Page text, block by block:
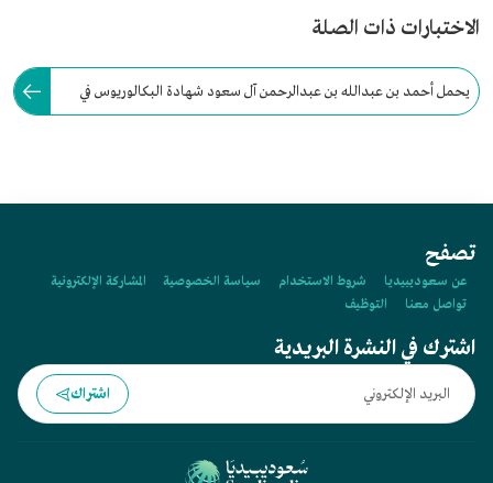
الاختبارات ذات الصلة
يحمل أحمد بن عبدالله بن عبدالرحمن آل سعود شهادة البكالوريوس في
تصفح
عن سعوديبيديا شروط الاستخدام سياسة الخصوصية
المشاركة الإلكترونية
تواصل معنا
التوظيف
اشترك في النشرة البريدية
اشتراك